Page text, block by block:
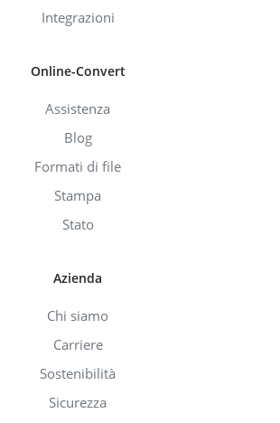
Integrazioni
Online-Convert
Assistenza
Blog
Formati di file
Stampa
Stato
Azienda
Chi siamo
Carriere
Sostenibilità
Sicurezza